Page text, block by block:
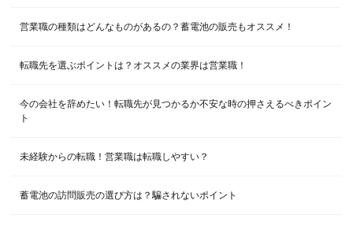
営業職の種類はどんなものがあるの？蓄電池の販売もオススメ！
転職先を選ぶポイントは？オススメの業界は営業職！
今の会社を辞めたい！転職先が見つかるか不安な時の押さえるべきポイン
ト
未経験からの転職！営業職は転職しやすい？
蓄電池の訪問販売の選び方は？騙されないポイント